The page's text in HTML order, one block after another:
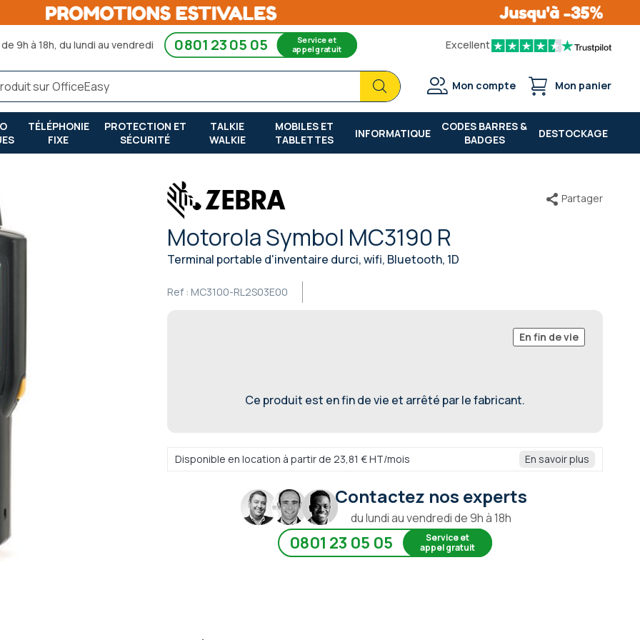
9h à 18h, du lundi au vendredi 0801 23 05 05 Service et
appel gratuit Excellent
Chercher
Chercher
Mon compte Mon panier
TÉLÉPHONIE
FIXE
PROTECTION ET
SÉCURITÉ
TALKIE
WALKIE
MOBILES ET
TABLETTES
INFORMATIQUE
CODES BARRES &
BADGES
DESTOCKAGE
Motorola Symbol MC3190 R
Terminal portable d'inventaire durci, wifi, Bluetooth, 1D
Ref : MC3100-RL2S03E00
Partager
En fin de vie
Ce produit est en fin de vie et arrêté par le fabricant.
Disponible en location à partir de 23,81 € HT/mois En savoir plus
Contactez nos experts
du lundi au vendredi de 9h à 18h
0801 23 05 05
Service et
appel gratuit